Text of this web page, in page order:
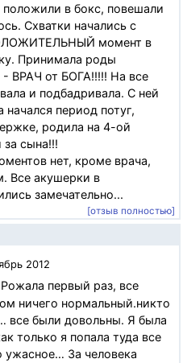
в бокс, повешали
Схватки начались с
момент в
Принимала роды
- ВРАЧ от БОГА!!!!! На все
и подбадривала. С ней
период потуг,
родила на 4-ой
за сына!!!
нет, кроме врача,
Все акушерки в
замечательно...
[отзыв полностью]
2012
первый раз, все
ничего нормальный.никто
все были довольны. Я была
только я попала туда все
ужасное… За человека